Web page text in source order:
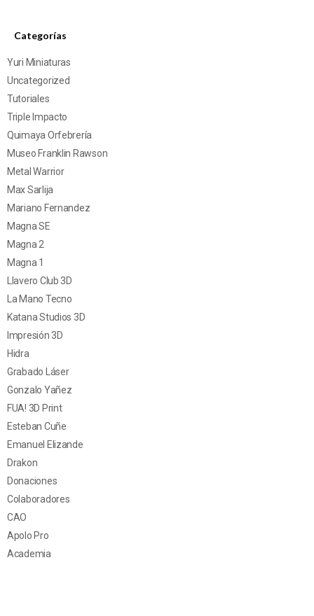
Categorías
Yuri Miniaturas
Uncategorized
Tutoriales
Triple Impacto
Quimaya Orfebrería
Museo Franklin Rawson
Metal Warrior
Max Sarlija
Mariano Fernandez
Magna SE
Magna 2
Magna 1
Llavero Club 3D
La Mano Tecno
Katana Studios 3D
Impresión 3D
Hidra
Grabado Láser
Gonzalo Yañez
FUA! 3D Print
Esteban Cuñe
Emanuel Elizande
Drakon
Donaciones
Colaboradores
CAO
Apolo Pro
Academia